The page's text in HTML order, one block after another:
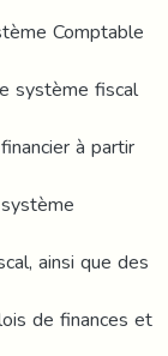
Comptable
système fiscal
à partir
ainsi que des
de finances et